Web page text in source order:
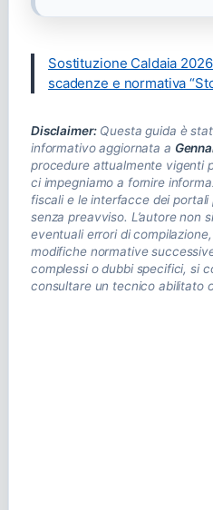
Sostituzione Caldaia
scadenze e normativa
Disclaimer:Questa guida è
informativo aggiornata a
procedure attualmente vigenti
ci impegniamo a fornire
fiscali e le interfacce dei portali
senza preavviso. L’autore non
eventuali errori di
modifiche normative
complessi o dubbi specifici, si
consultare un tecnico abilitato